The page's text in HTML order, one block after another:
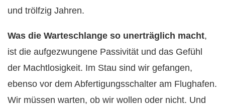
und trölfzig Jahren.
Was die Warteschlange so unerträglich macht,
ist die aufgezwungene Passivität und das Gefühl
der Machtlosigkeit. Im Stau sind wir gefangen,
ebenso vor dem Abfertigungsschalter am Flughafen.
Wir müssen warten, ob wir wollen oder nicht. Und